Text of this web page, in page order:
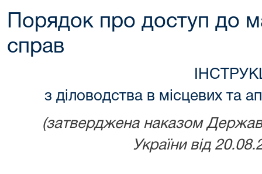
Порядок про доступ до
справ
з діловодства в місцевих та
(затверджена наказом
України від